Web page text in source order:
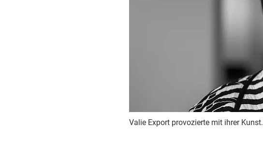
Valie Export provozierte mit ihrer Kunst.